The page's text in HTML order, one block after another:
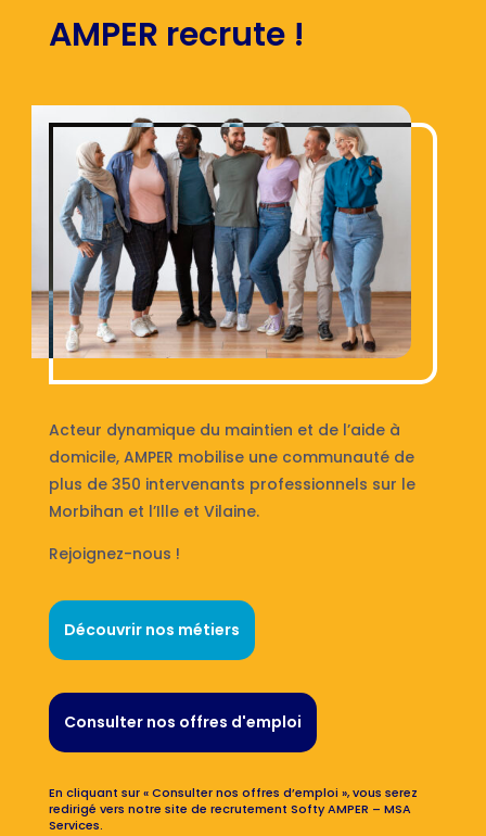
AMPER recrute !
Acteur dynamique du maintien et de l’aide à
domicile, AMPER mobilise une communauté de
plus de 350 intervenants professionnels sur le
Morbihan et l’Ille et Vilaine.
Rejoignez-nous !
Découvrir nos métiers
Consulter nos offres d'emploi
En cliquant sur « Consulter nos offres d’emploi », vous serez
redirigé vers notre site de recrutement Softy AMPER – MSA
Services.